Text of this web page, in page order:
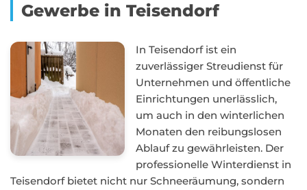
Gewerbe in Teisendorf
In Teisendorf ist ein
zuverlässiger Streudienst für
Unternehmen und öffentliche
Einrichtungen unerlässlich,
um auch in den winterlichen
Monaten den reibungslosen
Ablauf zu gewährleisten. Der
professionelle Winterdienst in
Teisendorf bietet nicht nur Schneeräumung, sondern